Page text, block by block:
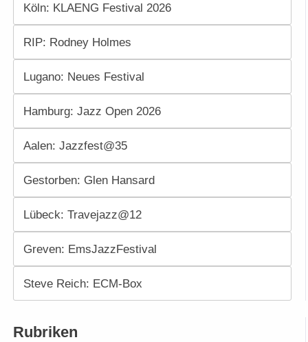
Köln: KLAENG Festival 2026
RIP: Rodney Holmes
Lugano: Neues Festival
Hamburg: Jazz Open 2026
Aalen: Jazzfest@35
Gestorben: Glen Hansard
Lübeck: Travejazz@12
Greven: EmsJazzFestival
Steve Reich: ECM-Box
Rubriken